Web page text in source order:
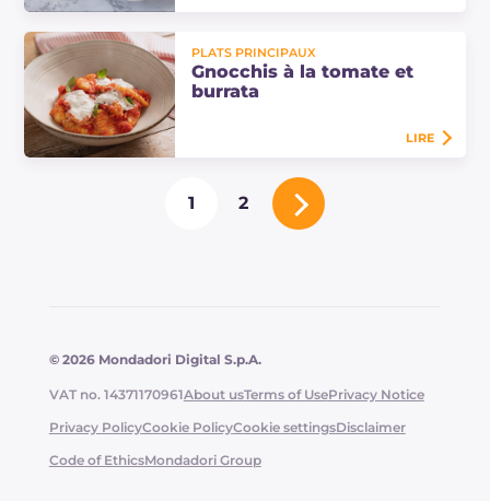
de burrata et pancetta sont un plat
principal coloré et au goût insolite,
irrésistiblement crémeux !
PLATS PRINCIPAUX
Gnocchis à la tomate et
burrata
Gnocchis à la tomate et burrata : la
recette d'un premier plat facile,
crémeux et irrésistible. Découvrez
LIRE
1 2
© 2026 Mondadori Digital S.p.A.
VAT no. 14371170961About usTerms of UsePrivacy Notice
Privacy PolicyCookie PolicyCookie settingsDisclaimer
Code of EthicsMondadori Group